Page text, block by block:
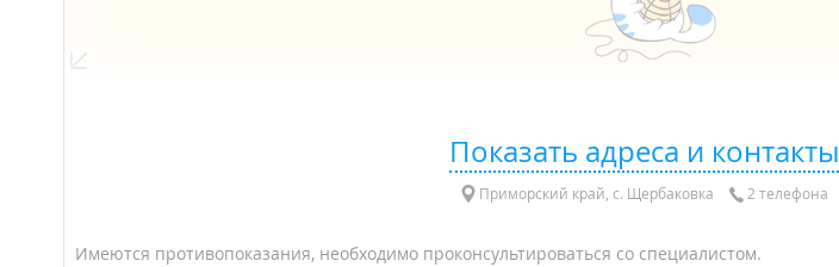
Показать адреса и контакты
Приморский край, с. Щербаковка 2 телефона
Имеются противопоказания, необходимо проконсультироваться со специалистом.